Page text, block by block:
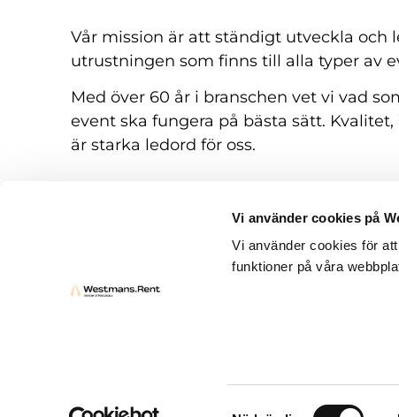
Vi använder cookies på
Vi använder cookies för
funktioner på våra
Samtyckesval
Vår mission är att ständigt utveckla och
utrustningen som finns till alla typer av
Med över 60 år i branschen vet vi vad
event ska fungera på bästa sätt.
är starka ledord för oss.